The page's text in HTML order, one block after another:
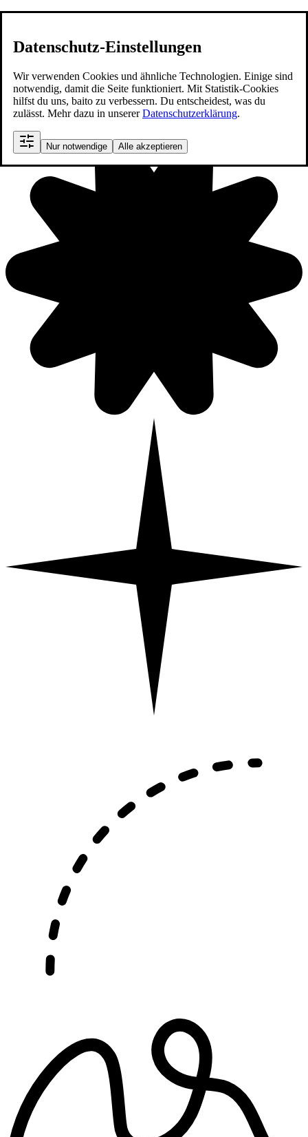
Datenschutz-Einstellungen
Wir verwenden Cookies und ähnliche Technologien. Einige sind
notwendig, damit die Seite funktioniert. Mit Statistik-Cookies
hilfst du uns, baito zu verbessern. Du entscheidest, was du
zulässt. Mehr dazu in unsererDatenschutzerklärung.
Nur notwendige Alle akzeptieren
Start
Tarife
TV-V
E2